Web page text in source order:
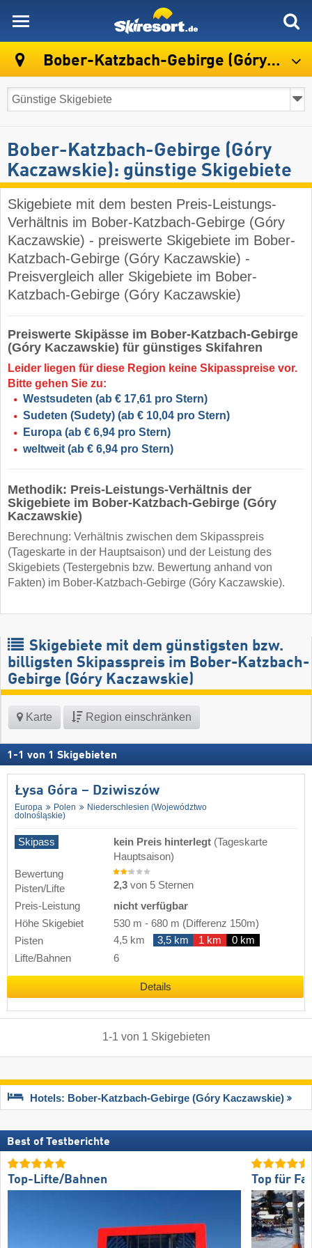
Bober-Katzbach-Gebirge (Góry Kaczawskie)
Bober-Katzbach-Gebirge (Góry
Kaczawskie): günstige Skigebiete
Skigebiete mit dem besten Preis-Leistungs-
Verhältnis im Bober-Katzbach-Gebirge (Góry
Kaczawskie) - preiswerte Skigebiete im Bober-
Katzbach-Gebirge (Góry Kaczawskie) -
Preisvergleich aller Skigebiete im Bober-
Katzbach-Gebirge (Góry Kaczawskie)
Preiswerte Skipässe im Bober-Katzbach-Gebirge
(Góry Kaczawskie) für günstiges Skifahren
Leider liegen für diese Region keine Skipasspreise vor.
Bitte gehen Sie zu:
Westsudeten (ab € 17,61 pro Stern)
Sudeten (Sudety) (ab € 10,04 pro Stern)
Europa (ab € 6,94 pro Stern)
weltweit (ab € 6,94 pro Stern)
Methodik: Preis-Leistungs-Verhältnis der
Skigebiete im Bober-Katzbach-Gebirge (Góry
Kaczawskie)
Berechnung: Verhältnis zwischen dem Skipasspreis
(Tageskarte in der Hauptsaison) und der Leistung des
Skigebiets (Testergebnis bzw. Bewertung anhand von
Fakten) im Bober-Katzbach-Gebirge (Góry Kaczawskie).
Skigebiete mit dem günstigsten bzw.
billigsten Skipasspreis im Bober-Katzbach-
Gebirge (Góry Kaczawskie)
Karte Region einschränken
1 -1 von 1 Skigebieten
Łysa Góra – Dziwiszów
Europa Polen
Niederschlesien (Województwo
dolnośląskie)
Skipass kein Preis hinterlegt (Tageskarte
Hauptsaison)
Bewertung
Pisten/Lifte
2,3 von 5 Sternen
Preis-Leistung
nicht verfügbar
Höhe Skigebiet
530 m - 680 m (Differenz 150m)
Pisten
4,5 km 3,5 km 1 km
0 km
Lifte/Bahnen
6
Details
1-1 von 1 Skigebieten
Hotels: Bober-Katzbach-Gebirge (Góry Kaczawskie)
Best of Testberichte
Top-Lifte/Bahnen Top für